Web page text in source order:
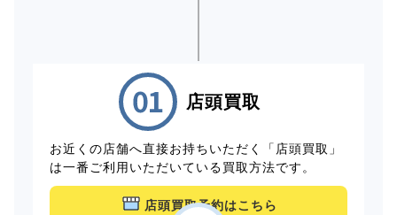
店頭買取
お近くの店舗へ直接お持ちいただく「店頭買取」
は一番ご利用いただいている買取方法です。
店頭買取予約はこちら